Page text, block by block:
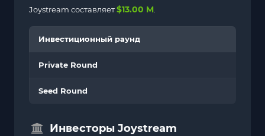
Joystream составляет$13.00 M
Инвестиционный раунд
Private Round
Seed Round
Инвесторы Joystream